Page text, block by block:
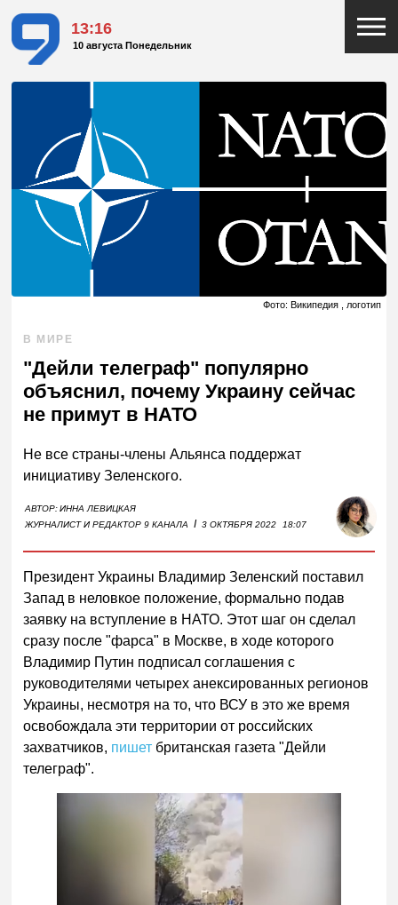
13:16
10 августа Понедельник
Фото: Википедия , логотип
В МИРЕ
"Дейли телеграф" популярно
объяснил, почему Украину сейчас
не примут в НАТО
Не все страны-члены Альянса поддержат
инициативу Зеленского.
АВТОР:ИННА ЛЕВИЦКАЯ
ЖУРНАЛИСТ И РЕДАКТОР 9 КАНАЛА
I 3 ОКТЯБРЯ 2022 18:07
Президент Украины Владимир Зеленский поставил
Запад в неловкое положение, формально подав
заявку на вступление в НАТО. Этот шаг он сделал
сразу после "фарса" в Москве, в ходе которого
Владимир Путин подписал соглашения с
руководителями четырех анексированных регионов
Украины, несмотря на то, что ВСУ в это же время
освобождала эти территории от российских
захватчиков, пишет британская газета "Дейли
телеграф".